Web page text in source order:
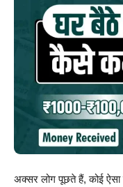
अक्सर लोग पूछते हैं, कोई